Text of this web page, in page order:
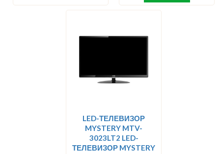
LED-ТЕЛЕВИЗОР
MYSTERY MTV-
3023LT2 LED-
ТЕЛЕВИЗОР MYSTERY